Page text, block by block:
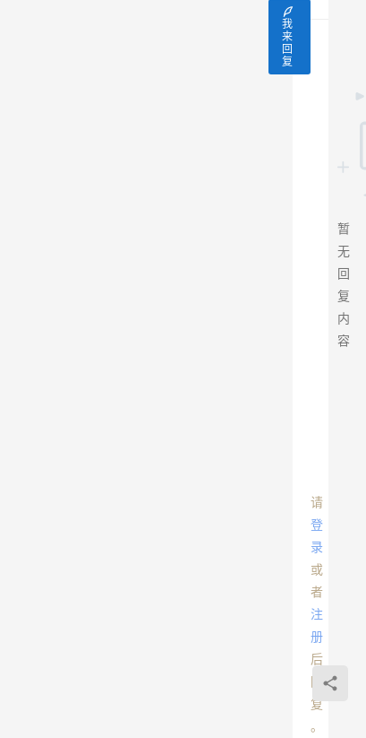
我
来
回
复
暂
无
回
复
内
容
请
登
录
或
者
注
册
后
回
复
。